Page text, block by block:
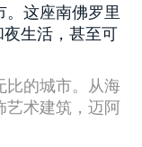
这座南佛罗里
生活，甚至可
比的城市。从海
艺术建筑，迈阿